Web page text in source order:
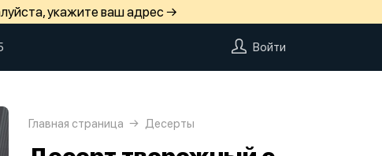
укажите ваш адрес →
Войти
Главная страница Десерты